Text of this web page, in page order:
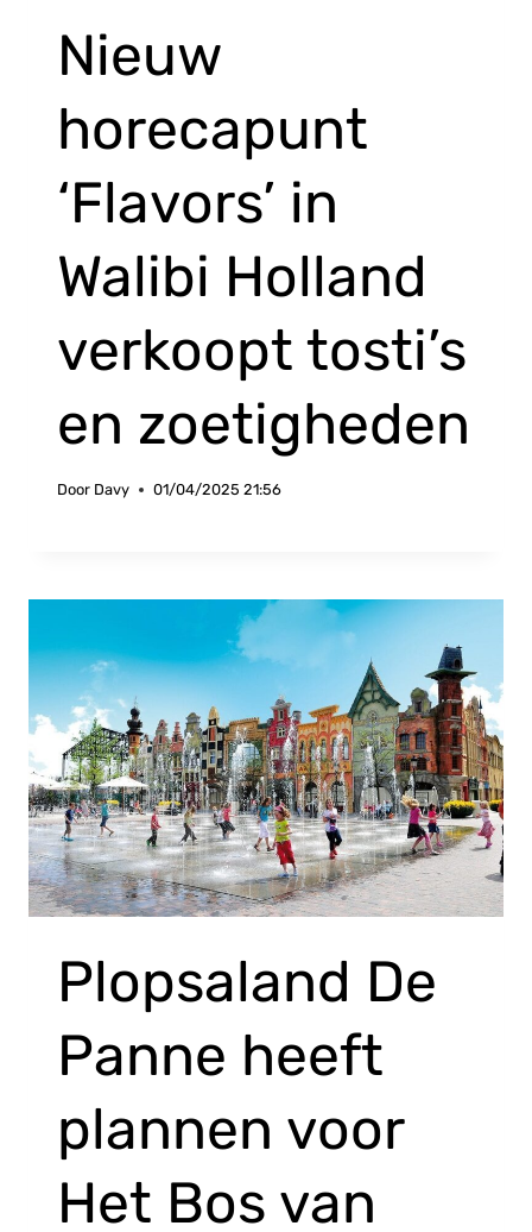
Nieuw
horecapunt
‘Flavors’ in
Walibi Holland
verkoopt tosti’s
en zoetigheden
Door Davy 01/04/2025 21:56
Plopsaland De
Panne heeft
plannen voor
Het Bos van